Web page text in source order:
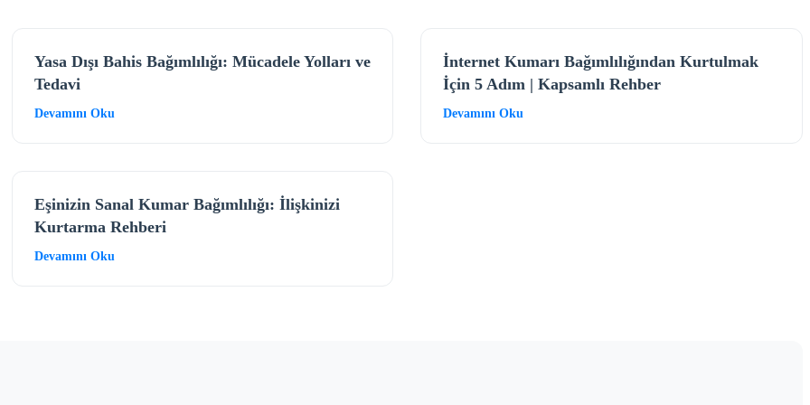
Yasa Dışı Bahis Bağımlılığı: Mücadele Yolları ve
Tedavi
Devamını Oku
İnternet Kumarı Bağımlılığından Kurtulmak
İçin 5 Adım | Kapsamlı Rehber
Devamını Oku
Eşinizin Sanal Kumar Bağımlılığı: İlişkinizi
Kurtarma Rehberi
Devamını Oku